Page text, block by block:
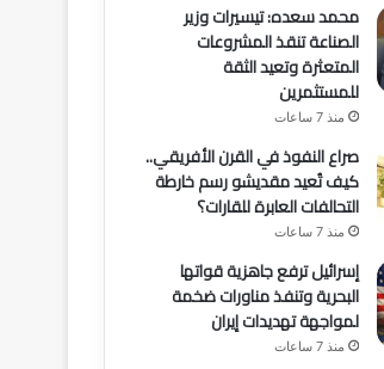
محمد سعده: تيسيرات وزير
الصناعة تنقذ المشروعات
المتعثرة وتعيد الثقة
للمستثمرين
منذ 7 ساعات
صراع النفوذ في القرن الأفريقي..
كيف تُعيد مقديشو رسم خارطة
التحالفات العابرة للقارات؟
منذ 7 ساعات
إسرائيل ترفع جاهزية قواتها
البحرية وتنفذ مناورات ضخمة
لمواجهة تهديدات إيران
منذ 7 ساعات